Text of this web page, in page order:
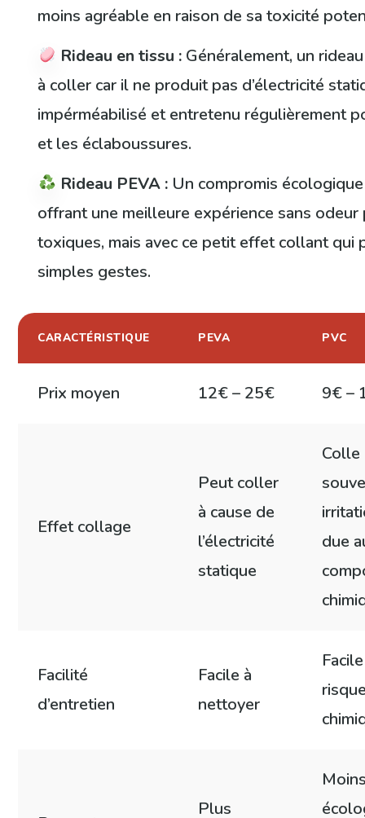
moins agréable en raison de sa toxicité
Rideau en tissu : Généralement, un
à coller car il ne produit pas d’électricité
impérméabilisé et entretenu régulièrement
et les éclaboussures.
Rideau PEVA : Un compromis
offrant une meilleure expérience sans
toxiques, mais avec ce petit effet collant qui
simples gestes.
CARACTÉRISTIQUE PEVA PVC
Prix moyen 12€ – 25€ 9€ –
Effet collage
Peut coller
à cause de
l’électricité
statique
Colle
due
Facilité
d’entretien
Facile à
nettoyer
Plus